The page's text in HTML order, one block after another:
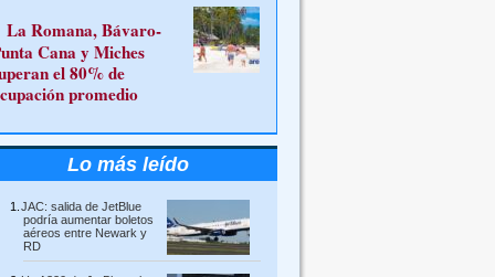
La Romana, Bávaro-
Cana y Miches
el 80% de
promedio
Lo más leído
JAC: salida de JetBlue
podría aumentar boletos
aéreos entre Newark y
RD